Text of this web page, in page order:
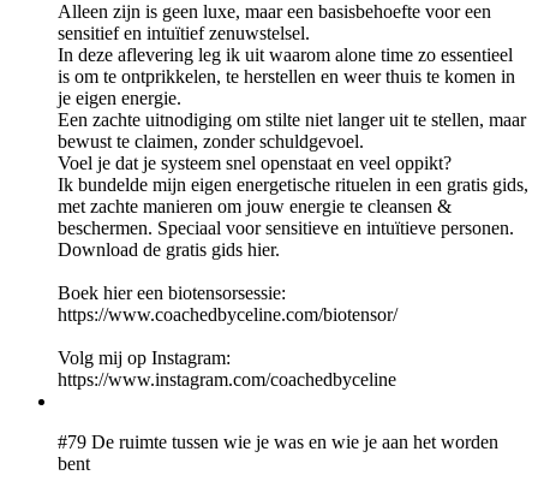
Alleen zijn is geen luxe, maar een basisbehoefte voor een
sensitief en intuïtief zenuwstelsel.
In deze aflevering leg ik uit waarom alone time zo essentieel
is om te ontprikkelen, te herstellen en weer thuis te komen in
je eigen energie.
Een zachte uitnodiging om stilte niet langer uit te stellen, maar
bewust te claimen, zonder schuldgevoel.
Voel je dat je systeem snel openstaat en veel oppikt?
Ik bundelde mijn eigen energetische rituelen in een gratis gids,
met zachte manieren om jouw energie te cleansen &
beschermen. Speciaal voor sensitieve en intuïtieve personen.
Download de gratis gids hier.
Boek hier een biotensorsessie:
⁠⁠https://www.coachedbyceline.com/biotensor/⁠
Volg mij op Instagram:
⁠⁠https://www.instagram.com/coachedbyceline
#79 De ruimte tussen wie je was en wie je aan het worden
bent